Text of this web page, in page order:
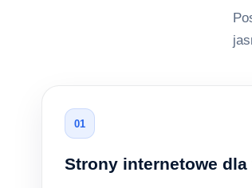
01
Strony internetowe dla